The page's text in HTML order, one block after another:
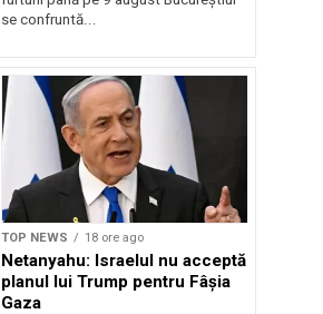
se confruntă...
TOP NEWS 18 ore ago
Netanyahu: Israelul nu acceptă
planul lui Trump pentru Fâșia
Gaza